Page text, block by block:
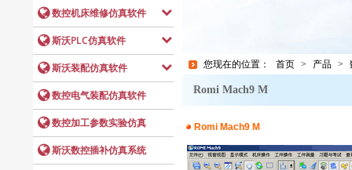
您现在的位置： 首页 > 产品 >
Romi Mach9 M
Romi Mach9 M